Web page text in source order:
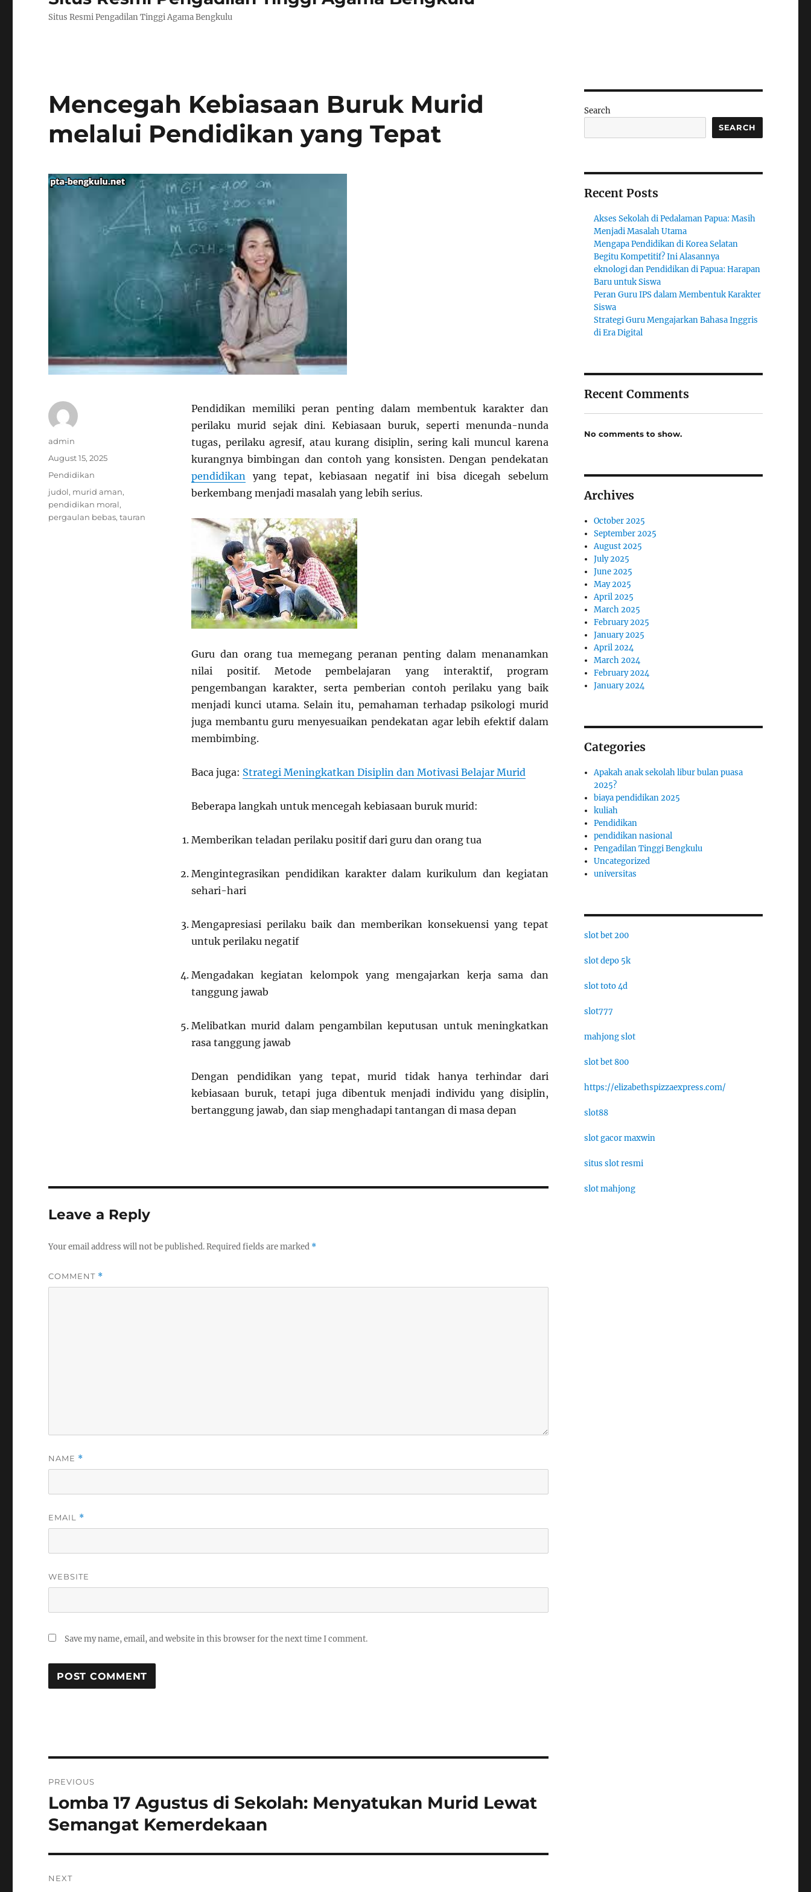
Situs Resmi Pengadilan Tinggi Agama Bengkulu
Mencegah Kebiasaan Buruk Murid
melalui Pendidikan yang Tepat
Pendidikan memiliki peran penting dalam membentuk karakter dan
perilaku murid sejak dini. Kebiasaan buruk, seperti menunda-nunda
tugas, perilaku agresif, atau kurang disiplin, sering kali muncul karena
kurangnya bimbingan dan contoh yang konsisten. Dengan pendekatan
pendidikanyang tepat, kebiasaan negatif ini bisa dicegah sebelum
berkembang menjadi masalah yang lebih serius.
Guru dan orang tua memegang peranan penting dalam menanamkan
nilai positif. Metode pembelajaran yang interaktif, program
pengembangan karakter, serta pemberian contoh perilaku yang baik
menjadi kunci utama. Selain itu, pemahaman terhadap psikologi murid
juga membantu guru menyesuaikan pendekatan agar lebih efektif dalam
membimbing.
Baca juga: Strategi Meningkatkan Disiplin dan Motivasi Belajar Murid
Beberapa langkah untuk mencegah kebiasaan buruk murid:
Memberikan teladan perilaku positif dari guru dan orang tua
Mengintegrasikan pendidikan karakter dalam kurikulum dan kegiatan
sehari-hari
Mengapresiasi perilaku baik dan memberikan konsekuensi yang tepat
untuk perilaku negatif
Mengadakan kegiatan kelompok yang mengajarkan kerja sama dan
tanggung jawab
Melibatkan murid dalam pengambilan keputusan untuk meningkatkan
rasa tanggung jawab
Dengan pendidikan yang tepat, murid tidak hanya terhindar dari
kebiasaan buruk, tetapi juga dibentuk menjadi individu yang disiplin,
bertanggung jawab, dan siap menghadapi tantangan di masa depan
Author
admin
Posted
August 15, 2025
Categories
Pendidikan
Tags
judol, murid aman,
pendidikan moral,
pergaulan bebas,tauran
Leave a Reply
Your email address will not be published.Required fields are marked *
COMMENT *
NAME *
EMAIL *
WEBSITE
Save my name, email, and website in this browser for the next time I comment.
navigation
PREVIOUS
Previous
post:
Lomba 17 Agustus di Sekolah: Menyatukan Murid Lewat
Semangat Kemerdekaan
NEXT
Search
SEARCH
Recent Posts
Akses Sekolah di Pedalaman Papua: Masih
Menjadi Masalah Utama
Mengapa Pendidikan di Korea Selatan
Begitu Kompetitif? Ini Alasannya
eknologi dan Pendidikan di Papua: Harapan
Baru untuk Siswa
Peran Guru IPS dalam Membentuk Karakter
Siswa
Strategi Guru Mengajarkan Bahasa Inggris
di Era Digital
Recent Comments
No comments to show.
Archives
October 2025
September 2025
August 2025
July 2025
June 2025
May 2025
April 2025
March 2025
February 2025
January 2025
April 2024
March 2024
February 2024
January 2024
Categories
Apakah anak sekolah libur bulan puasa
2025?
biaya pendidikan 2025
kuliah
Pendidikan
pendidikan nasional
Pengadilan Tinggi Bengkulu
Uncategorized
universitas
slot bet 200
slot depo 5k
slot toto 4d
slot777
mahjong slot
slot bet 800
https://elizabethspizzaexpress.com/
slot88
slot gacor maxwin
situs slot resmi
slot mahjong